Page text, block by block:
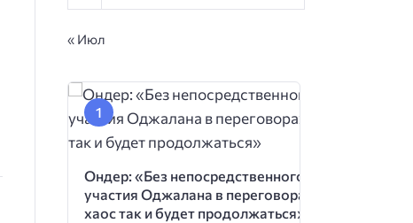
« Июл
Ондер: «Без непосредственного
участия Оджалана в переговорах
хаос так и будет продолжаться»